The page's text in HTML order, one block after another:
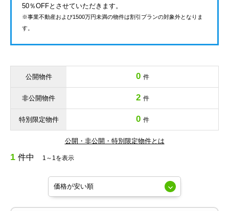
50％OFFとさせていただきます。
※事業不動産および1500万円未満の物件は割引プランの対象外となりま
す。
公開物件 0 件
非公開物件 2 件
特別限定物件 0 件
公開・非公開・特別限定物件とは
1 件中 1～1を表示